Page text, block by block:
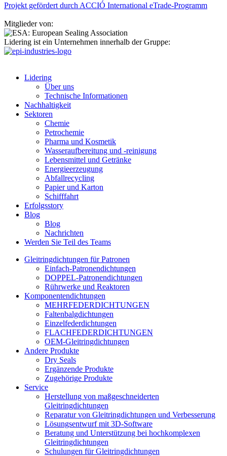
Projekt gefördert durch ACCIÓ International eTrade-Programm
Mitglieder von:
Lidering ist ein Unternehmen innerhalb der Gruppe:
Lidering
Über uns
Technische Informationen
Nachhaltigkeit
Sektoren
Chemie
Petrochemie
Pharma und Kosmetik
Wasseraufbereitung und -reinigung
Lebensmittel und Getränke
Energieerzeugung
Abfallrecycling
Papier und Karton
Schifffahrt
Erfolgsstory
Blog
Blog
Nachrichten
Werden Sie Teil des Teams
Gleitringdichtungen für Patronen
Einfach-Patronendichtungen
DOPPEL-Patronendichtungen
Rührwerke und Reaktoren
Komponentendichtungen
MEHRFEDERDICHTUNGEN
Faltenbalgdichtungen
Einzelfederdichtungen
FLACHFEDERDICHTUNGEN
OEM-Gleitringdichtungen
Andere Produkte
Dry Seals
Ergänzende Produkte
Zugehörige Produkte
Service
Herstellung von maßgeschneiderten
Gleitringdichtungen
Reparatur von Gleitringdichtungen und Verbesserung
Lösungsentwurf mit 3D-Software
Beratung und Unterstützung bei hochkomplexen
Gleitringdichtungen
Schulungen für Gleitringdichtungen